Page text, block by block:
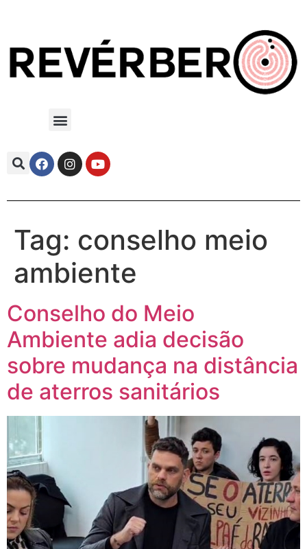
Tag: conselho meio
ambiente
Conselho do Meio
Ambiente adia decisão
sobre mudança na distância
de aterros sanitários